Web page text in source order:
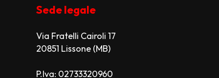
Sede legale
Via Fratelli Cairoli 17
20851 Lissone (MB)
P.Iva: 02733320960